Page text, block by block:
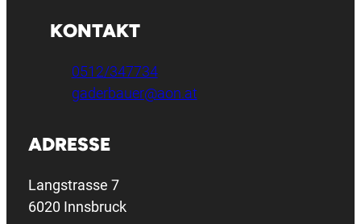
KONTAKT
0512/347734
gaderbauer@aon.at
ADRESSE
Langstrasse 7
6020 Innsbruck